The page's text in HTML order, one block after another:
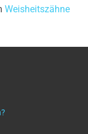
Weisheitszähne